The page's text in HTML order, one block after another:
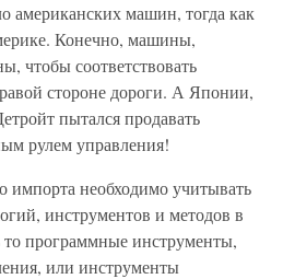
американских машин, тогда как
Конечно, машины,
чтобы соответствовать
стороне дороги. А Японии,
пытался продавать
рулем управления!
импорта необходимо учитывать
инструментов и методов в
то программные инструменты,
или инструменты